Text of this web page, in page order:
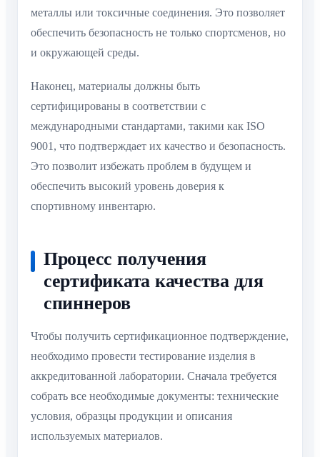
металлы или токсичные соединения. Это позволяет
обеспечить безопасность не только спортсменов, но
и окружающей среды.
Наконец, материалы должны быть
сертифицированы в соответствии с
международными стандартами, такими как ISO
9001, что подтверждает их качество и безопасность.
Это позволит избежать проблем в будущем и
обеспечить высокий уровень доверия к
спортивному инвентарю.
Процесс получения
сертификата качества для
спиннеров
Чтобы получить сертификационное подтверждение,
необходимо провести тестирование изделия в
аккредитованной лаборатории. Сначала требуется
собрать все необходимые документы: технические
условия, образцы продукции и описания
используемых материалов.